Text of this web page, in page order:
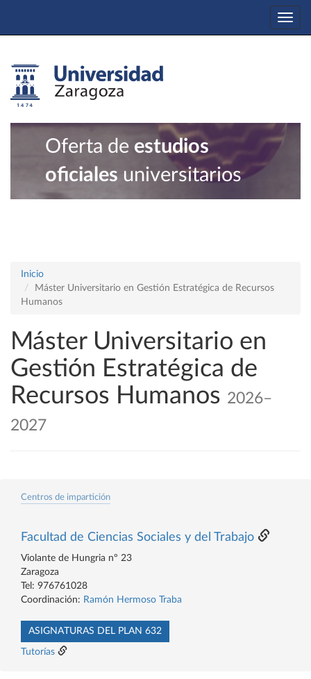
Oferta de estudios
oficiales universitarios
Inicio
Máster Universitario en Gestión Estratégica de Recursos
Humanos
Máster Universitario en
Gestión Estratégica de
Recursos Humanos 2026–
2027
Centros de impartición
Facultad de Ciencias Sociales y del Trabajo
Violante de Hungria nº 23
Zaragoza
Tel: 976761028
Coordinación: Ramón Hermoso Traba
ASIGNATURAS DEL PLAN 632
Tutorías